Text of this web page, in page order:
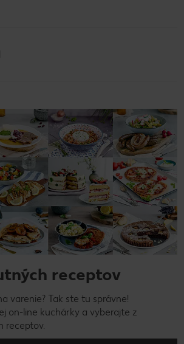
receptov
varenie? Tak ste tu správne!
on-line kuchárky a vyberajte z
receptov.